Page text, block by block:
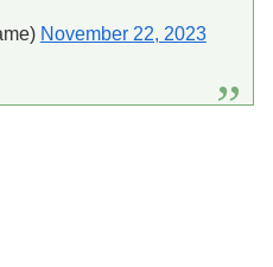
November 22, 2023